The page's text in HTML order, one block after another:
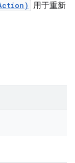
用于重新